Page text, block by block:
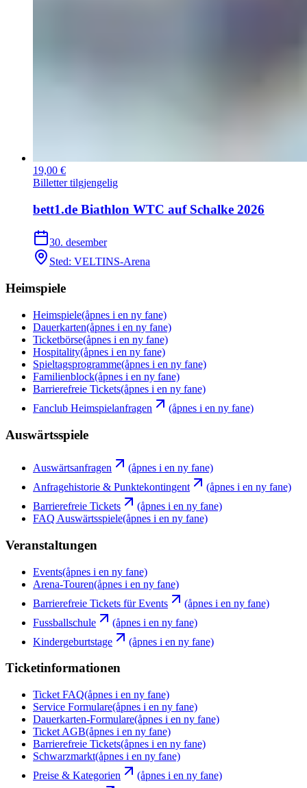
19,00 €
Billetter tilgjengelig
bett1.de Biathlon WTC auf Schalke 2026
30. desember
Sted: VELTINS-Arena
Heimspiele
Heimspiele(åpnes i en ny fane)
Dauerkarten(åpnes i en ny fane)
Ticketbörse(åpnes i en ny fane)
Hospitality(åpnes i en ny fane)
Spieltagsprogramme(åpnes i en ny fane)
Familienblock(åpnes i en ny fane)
Barrierefreie Tickets(åpnes i en ny fane)
Fanclub Heimspielanfragen
(åpnes i en ny fane)
Auswärtsspiele
Auswärtsanfragen
(åpnes i en ny fane)
Anfragehistorie & Punktekontingent
(åpnes i en ny fane)
Barrierefreie Tickets
(åpnes i en ny fane)
FAQ Auswärtsspiele(åpnes i en ny fane)
Veranstaltungen
Events(åpnes i en ny fane)
Arena-Touren(åpnes i en ny fane)
Barrierefreie Tickets für Events
(åpnes i en ny fane)
Fussballschule
(åpnes i en ny fane)
Kindergeburtstage
(åpnes i en ny fane)
Ticketinformationen
Ticket FAQ(åpnes i en ny fane)
Service Formulare(åpnes i en ny fane)
Dauerkarten-Formulare(åpnes i en ny fane)
Ticket AGB(åpnes i en ny fane)
Barrierefreie Tickets(åpnes i en ny fane)
Schwarzmarkt(åpnes i en ny fane)
Preise & Kategorien
(åpnes i en ny fane)